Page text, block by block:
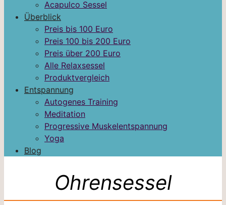
Acapulco Sessel
Überblick
Preis bis 100 Euro
Preis 100 bis 200 Euro
Preis über 200 Euro
Alle Relaxsessel
Produktvergleich
Entspannung
Autogenes Training
Meditation
Progressive Muskelentspannung
Yoga
Blog
Ohrensessel